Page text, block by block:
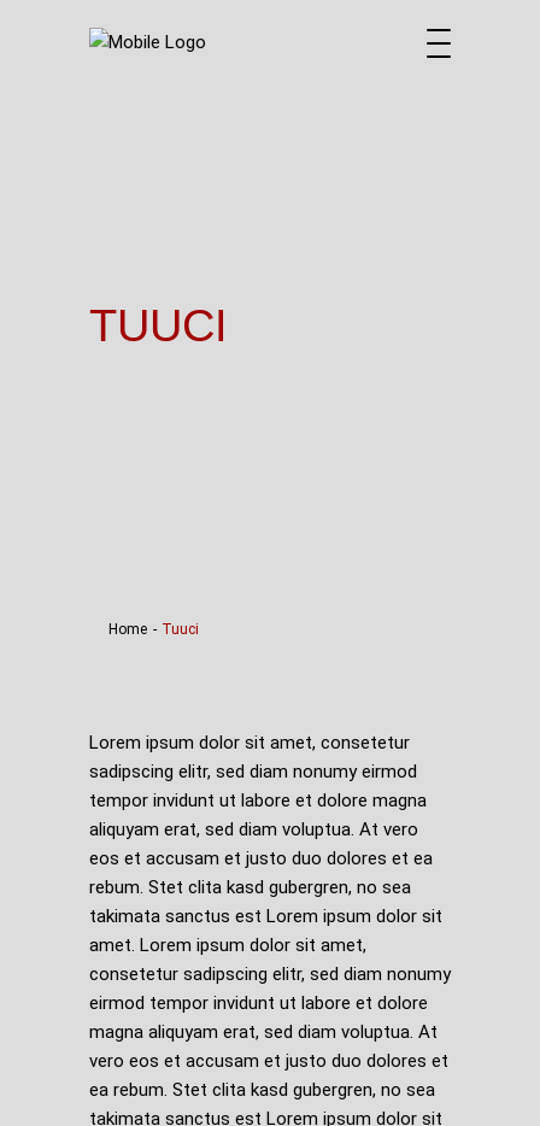
TUUCI
Home - Tuuci
Lorem ipsum dolor sit amet, consetetur
sadipscing elitr, sed diam nonumy eirmod
tempor invidunt ut labore et dolore magna
aliquyam erat, sed diam voluptua. At vero
eos et accusam et justo duo dolores et ea
rebum. Stet clita kasd gubergren, no sea
takimata sanctus est Lorem ipsum dolor sit
amet. Lorem ipsum dolor sit amet,
consetetur sadipscing elitr, sed diam nonumy
eirmod tempor invidunt ut labore et dolore
magna aliquyam erat, sed diam voluptua. At
vero eos et accusam et justo duo dolores et
ea rebum. Stet clita kasd gubergren, no sea
takimata sanctus est Lorem ipsum dolor sit